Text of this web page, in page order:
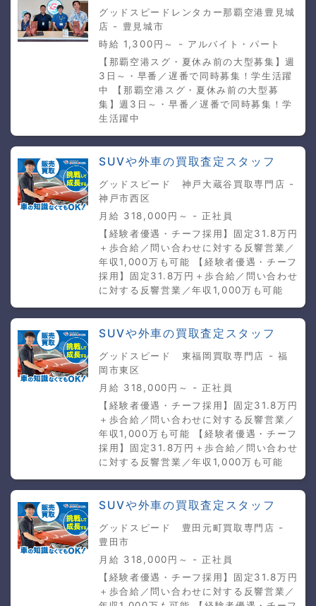
グッドスピードレンタカー那覇空港豊見城
店 - 豊見城市
時給 1,300円～ - アルバイト・パート
【那覇空港スグ・夏休み前の大型募集】週
3日～・早番／遅番で同時募集！学生活躍
中 【那覇空港スグ・夏休み前の大型募
集】週3日～・早番／遅番で同時募集！学
生活躍中
SUVや外車の買取査定スタッフ
グッドスピード 神戸大蔵谷買取専門店 -
神戸市西区
月給 318,000円～ - 正社員
【経験者優遇・チーフ採用】固定31.8万円
＋歩合給／問い合わせに対する反響営業／
年収1,000万も可能 【経験者優遇・チーフ
採用】固定31.8万円＋歩合給／問い合わせ
に対する反響営業／年収1,000万も可能
SUVや外車の買取査定スタッフ
グッドスピード 東福岡買取専門店 - 福
岡市東区
月給 318,000円～ - 正社員
【経験者優遇・チーフ採用】固定31.8万円
＋歩合給／問い合わせに対する反響営業／
年収1,000万も可能 【経験者優遇・チーフ
採用】固定31.8万円＋歩合給／問い合わせ
に対する反響営業／年収1,000万も可能
SUVや外車の買取査定スタッフ
グッドスピード 豊田元町買取専門店 -
豊田市
月給 318,000円～ - 正社員
【経験者優遇・チーフ採用】固定31.8万円
＋歩合給／問い合わせに対する反響営業／